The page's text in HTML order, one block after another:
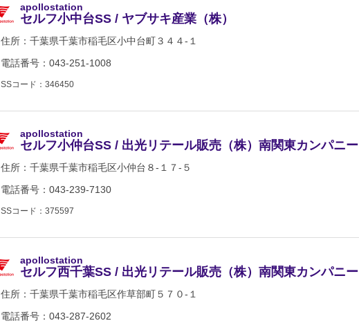
apollostation
セルフ小中台SS / ヤブサキ産業（株）
住所： 千葉県千葉市稲毛区小中台町３４４-１
電話番号：043-251-1008
SSコード：346450
apollostation
セルフ小仲台SS / 出光リテール販売（株）南関東カンパニー
住所： 千葉県千葉市稲毛区小仲台８-１７-５
電話番号：043-239-7130
SSコード：375597
apollostation
セルフ西千葉SS / 出光リテール販売（株）南関東カンパニー
住所： 千葉県千葉市稲毛区作草部町５７０-１
電話番号：043-287-2602